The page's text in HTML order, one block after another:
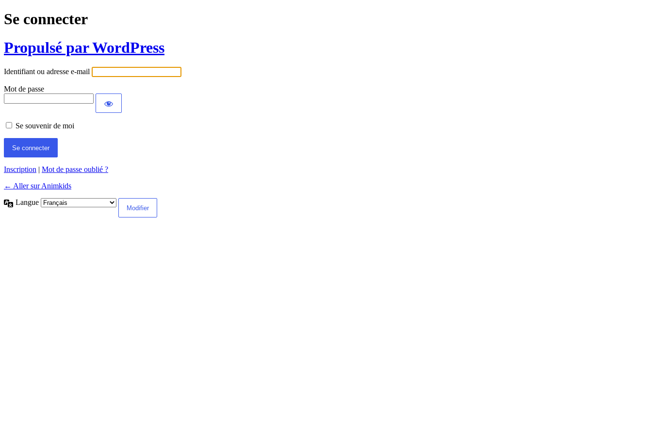
Se connecter
Propulsé par WordPress
Identifiant ou adresse e-mail
Mot de passe
Se souvenir de moi
Inscription | Mot de passe oublié ?
← Aller sur Animkids
Langue